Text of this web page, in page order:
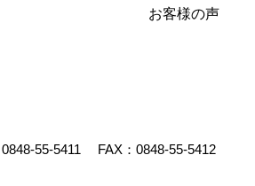
お客様の声
0848-55-5411
FAX：0848-55-5412